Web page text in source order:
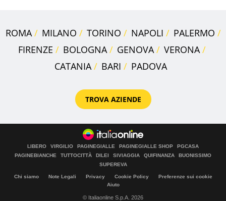
ROMA MILANO TORINO NAPOLI
PALERMO
FIRENZE
BOLOGNA GENOVA
VERONA
CATANIA
BARI PADOVA
TROVA AZIENDE
LIBERO VIRGILIO PAGINEGIALLE PAGINEGIALLE SHOP
PGCASA
PAGINEBIANCHE
TUTTOCITTÀ DILEI SIVIAGGIA QUIFINANZA
BUONISSIMO
SUPEREVA
Chi siamo Note Legali Privacy Cookie Policy
Preferenze sui cookie
Aiuto
© Italiaonline S.p.A. 2026